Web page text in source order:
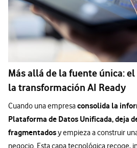
Más allá de la fuente única:
la transformación AI Ready
Cuando una empresaconsolida la
Plataforma de Datos Unificada, deja
fragmentadosy empieza a construir
negocio. Esta capa tecnológica recoge,